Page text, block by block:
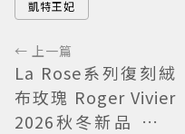
凱特王妃
← 上一篇
La Rose系列復刻絨
布玫瑰 Roger Vivier
2026秋冬新品 繁花